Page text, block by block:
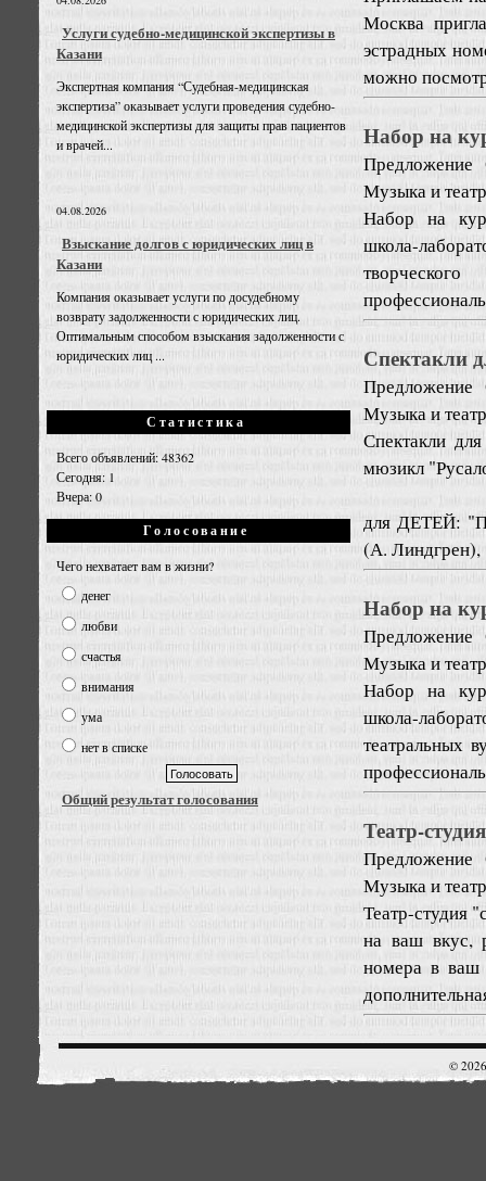
Услуги судебно-медицинской экспертизы в
Казани
Экспертная компания “Судебная-медицинская
экспертиза” оказывает услуги проведения судебно-
медицинской экспертизы для защиты прав пациентов
и врачей...
04.08.2026
Взыскание долгов с юридических лиц в
Казани
Компания оказывает услуги по досудебному
возврату задолженности с юридических лиц.
Оптимальным способом взыскания задолженности с
юридических лиц ...
Статистика
Всего объявлений: 48362
Сегодня: 1
Вчера: 0
Голосование
Чего нехватает вам в жизни?
денег
любви
счастья
внимания
ума
нет в списке
Общий результат голосования
Москва
эстрадных
можно
Набор на
Предложение
Музыка и
Набор на
школа-
Спектакли
Предложение
Музыка и
Спектакли
мюзикл
для ДЕТЕЙ:
(А.
Набор на
Предложение
Музыка и
Набор на
школа-
театральных
Театр-
Предложение
Музыка и
Театр-студия
на ваш вкус,
номера в ваш
©